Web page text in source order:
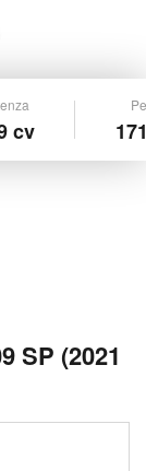
cv
SP (2021